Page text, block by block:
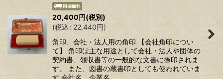
20,400円(税別)
(税込: 22,440円)
角印、会社・法人用の角印 【会社角印につい
て】 角印は主な用途として会社・法人や団体の
契約書、領収書等の一般的な文書に捺印されま
す。 また、図書の蔵書印としても使われていま
す 会社名、企業名、…